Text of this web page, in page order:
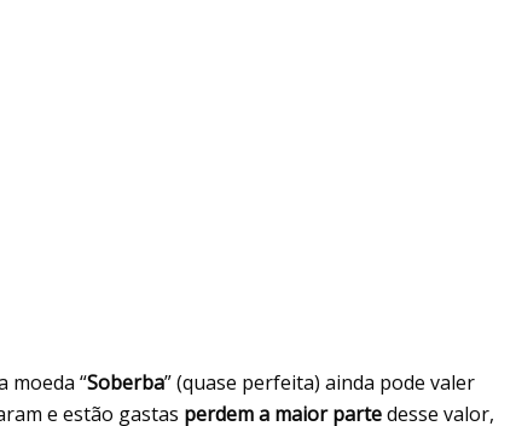
moeda “Soberba” (quase perfeita) ainda pode valer
e estão gastas perdem a maior partedesse valor,